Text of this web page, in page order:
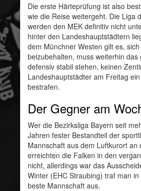
Die erste Härteprüfung ist also
wie die Reise weitergeht. Die Liga
werden den MEK definitiv nicht
hinter den Landeshauptstädtern
dem Münchner Westen gilt es,
beizubehalten, muss weiterhin
defensiv stabil stehen, keinen
Landeshauptstädter am Freitag
bestrafen.
Der Gegner am
Wer die Bezirksliga Bayern seit
Jahren fester Bestandteil der
Mannschaft aus dem Luftkurort an
erreichten die Falken in den
nicht, allerdings war das
Winter (EHC Straubing) traf man
beste Mannschaft aus.